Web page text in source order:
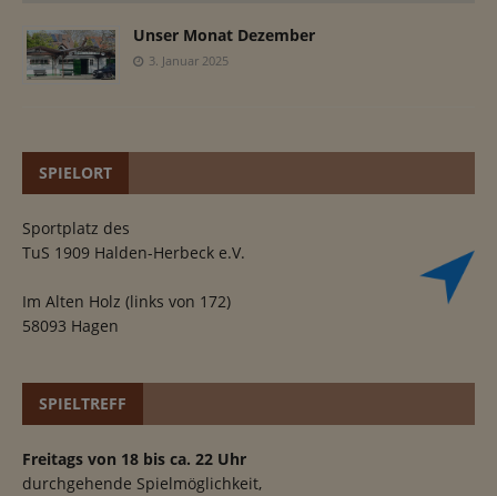
Unser Monat Dezember
3. Januar 2025
SPIELORT
Sportplatz des
TuS 1909 Halden-Herbeck e.V.
Im Alten Holz (links von 172)
58093 Hagen
SPIELTREFF
Freitags von 18 bis ca. 22 Uhr
durchgehende Spielmöglichkeit,